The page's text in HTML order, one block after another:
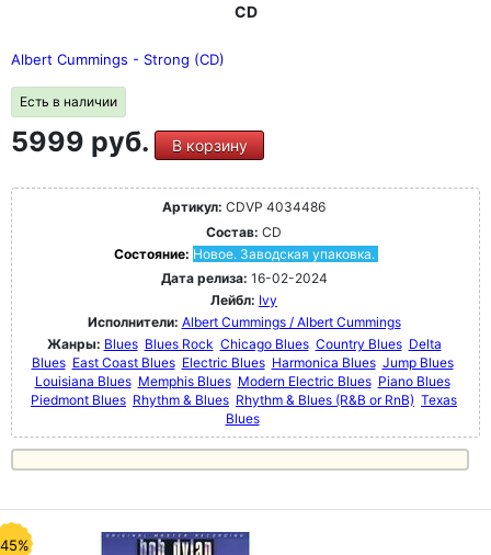
CD
Albert Cummings - Strong (CD)
Есть в наличии
5999 руб. В корзину
Артикул: CDVP 4034486
Состав: CD
Состояние: Новое. Заводская упаковка.
Дата релиза: 16-02-2024
Лейбл: Ivy
Исполнители: Albert Cummings / Albert Cummings
Жанры: Blues Blues Rock Chicago Blues Country Blues Delta
Blues East Coast Blues Electric Blues Harmonica Blues Jump Blues
Louisiana Blues Memphis Blues Modern Electric Blues Piano Blues
Piedmont Blues Rhythm & Blues Rhythm & Blues (R&B or RnB) Texas
Blues